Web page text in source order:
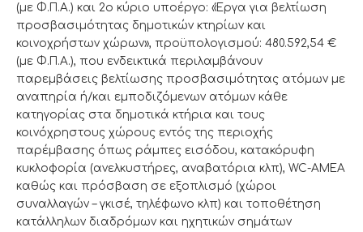
(με Φ.Π.Α.) και 2ο κύριο υποέργο: «Έργα για βελτίωση
προσβασιμότητας δημοτικών κτηρίων και
κοινοχρήστων χώρων», προϋπολογισμού: 480.592,54 €
(με Φ.Π.Α.), που ενδεικτικά περιλαμβάνουν
παρεμβάσεις βελτίωσης προσβασιμότητας ατόμων με
αναπηρία ή/και εμποδιζόμενων ατόμων κάθε
κατηγορίας στα δημοτικά κτήρια και τους
κοινόχρηστους χώρους εντός της περιοχής
παρέμβασης όπως ράμπες εισόδου, κατακόρυφη
κυκλοφορία (ανελκυστήρες, αναβατόρια κλπ), WC-ΑΜΕΑ
καθώς και πρόσβαση σε εξοπλισμό (χώροι
συναλλαγών – γκισέ, τηλέφωνο κλπ) και τοποθέτηση
κατάλληλων διαδρόμων και ηχητικών σημάτων